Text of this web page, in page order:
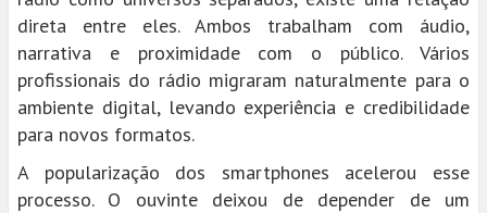
direta entre eles. Ambos trabalham com áudio,
narrativa e proximidade com o público. Vários
profissionais do rádio migraram naturalmente para o
ambiente digital, levando experiência e credibilidade
para novos formatos.
A popularização dos smartphones acelerou esse
processo. O ouvinte deixou de depender de um